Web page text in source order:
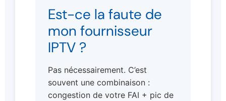
Est-ce la faute de
mon fournisseur
IPTV ?
Pas nécessairement. C’est
souvent une combinaison :
congestion de votre FAI + pic de